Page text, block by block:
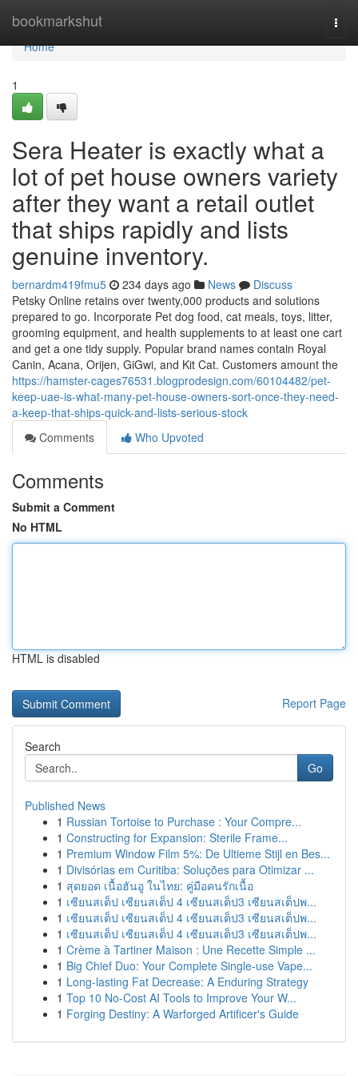
bookmarkshut
Home
Home
1
Sera Heater is exactly what a
lot of pet house owners variety
after they want a retail outlet
that ships rapidly and lists
genuine inventory.
bernardm419fmu5 234 days ago News
Discuss
Petsky Online retains over twenty,000 products and solutions
prepared to go. Incorporate Pet dog food, cat meals, toys, litter,
grooming equipment, and health supplements to at least one cart
and get a one tidy supply. Popular brand names contain Royal
Canin, Acana, Orijen, GiGwi, and Kit Cat. Customers amount the
https://hamster-cages76531.blogprodesign.com/60104482/pet-
keep-uae-is-what-many-pet-house-owners-sort-once-they-need-
a-keep-that-ships-quick-and-lists-serious-stock
Comments
Who Upvoted
Comments
Submit a Comment
No HTML
HTML is disabled
Report Page
Search
Go
Published News
1 Russian Tortoise to Purchase : Your Compre...
1 Constructing for Expansion: Sterile Frame...
1 Premium Window Film 5%: De Ultieme Stijl en Bes...
1 Divisórias em Curitiba: Soluções para Otimizar ...
1 สุดยอด เนื้อฮันอู ในไทย: คู่มือคนรักเนื้อ
1 เซียนสเต็ป เซียนสเต็ป 4 เซียนสเต็ป3 เซียนสเต็ปพ...
1 เซียนสเต็ป เซียนสเต็ป 4 เซียนสเต็ป3 เซียนสเต็ปพ...
1 เซียนสเต็ป เซียนสเต็ป 4 เซียนสเต็ป3 เซียนสเต็ปพ...
1 Crème à Tartiner Maison : Une Recette Simple ...
1 Big Chief Duo: Your Complete Single-use Vape...
1 Long-lasting Fat Decrease: A Enduring Strategy
1 Top 10 No-Cost AI Tools to Improve Your W...
1 Forging Destiny: A Warforged Artificer's Guide